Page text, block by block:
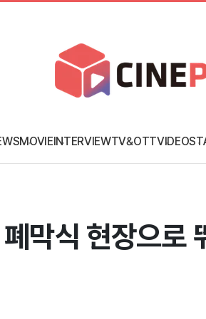
MOVIEINTERVIEWTV&OTTVIDEO
막식 현장으로